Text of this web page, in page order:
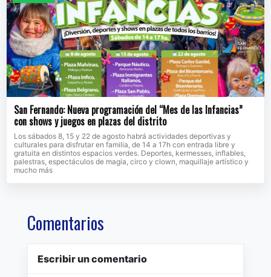
San Fernando: Nueva programación del “Mes de las Infancias”
con shows y juegos en plazas del distrito
Los sábados 8, 15 y 22 de agosto habrá actividades deportivas y
culturales para disfrutar en familia, de 14 a 17h con entrada libre y
gratuita en distintos espacios verdes. Deportes, kermesses, inflables,
palestras, espectáculos de magia, circo y clown, maquillaje artístico y
mucho más
Comentarios
Escribir un comentario